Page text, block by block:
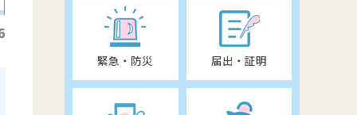
緊急・防災 届出・証明